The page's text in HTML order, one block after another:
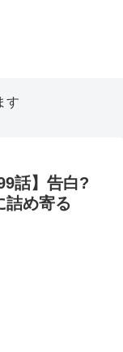
す
話】告白?
詰め寄る